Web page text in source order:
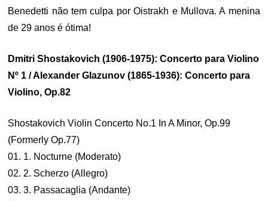
Benedetti não tem culpa por Oistrakh e Mullova. A menina
de 29 anos é ótima!
Dmitri Shostakovich (1906-1975): Concerto para Violino
Nº 1 / Alexander Glazunov (1865-1936): Concerto para
Violino, Op.82
Shostakovich Violin Concerto No.1 In A Minor, Op.99
(Formerly Op.77)
01. 1. Nocturne (Moderato)
02. 2. Scherzo (Allegro)
03. 3. Passacaglia (Andante)